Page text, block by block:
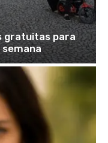
gratuitas para